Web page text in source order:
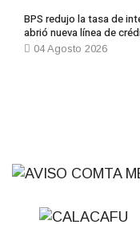
BPS redujo la tasa de
abrió nueva línea de
04 Agosto 2026